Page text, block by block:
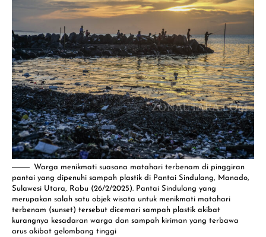
Warga menikmati suasana matahari terbenam di pinggiran
pantai yang dipenuhi sampah plastik di Pantai Sindulang, Manado,
Sulawesi Utara, Rabu (26/2/2025). Pantai Sindulang yang
merupakan salah satu objek wisata untuk menikmati matahari
terbenam (sunset) tersebut dicemari sampah plastik akibat
kurangnya kesadaran warga dan sampah kiriman yang terbawa
arus akibat gelombang tinggi